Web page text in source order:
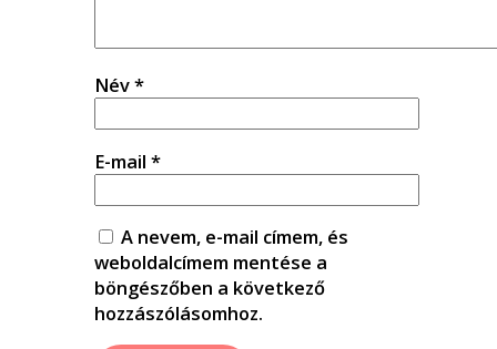
Név*
E-mail *
A nevem, e-mail címem, és
weboldalcímem mentése a
böngészőben a következő
hozzászólásomhoz.